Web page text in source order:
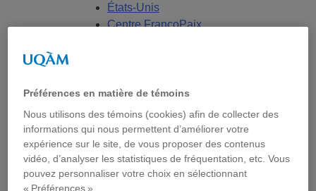
États-Unis
Centre FrancoPaix
Accueil
Répertoire
Chercheur-e-s
Tou-te-s les chercheur-e-s
États-Unis
Centre FrancoPaix
Préférences en matière de témoins
Nous utilisons des témoins (cookies) afin de collecter des
informations qui nous permettent d’améliorer votre
expérience sur le site, de vous proposer des contenus
vidéo, d’analyser les statistiques de fréquentation, etc. Vous
pouvez personnaliser votre choix en sélectionnant
« Préférences ».